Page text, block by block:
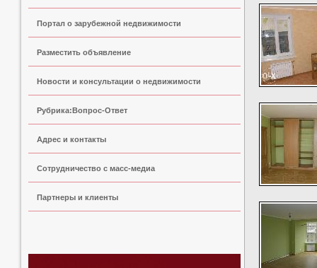
Портал о зарубежной недвижимости
Разместить объявление
Новости и консультации о недвижимости
Рубрика:Вопрос-Ответ
Адрес и контакты
Сoтрудничество с масс-медиа
Партнеры и клиенты